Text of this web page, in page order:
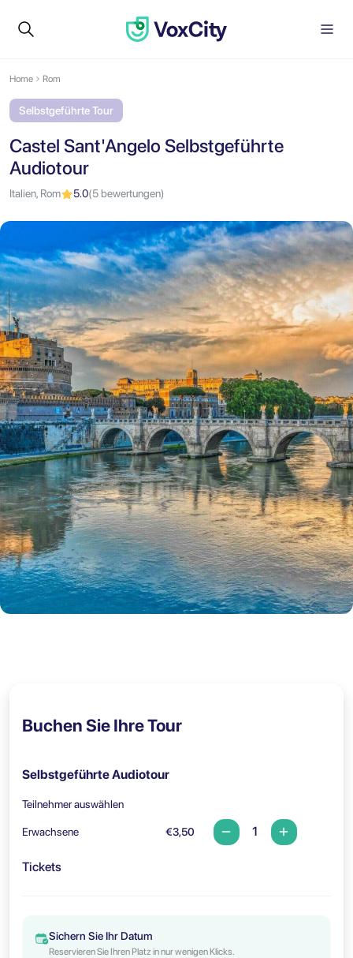
Home Rom
Selbstgeführte Tour
Castel Sant'Angelo Selbstgeführte
Audiotour
Italien, Rom 5.0(5 bewertungen)
Buchen Sie Ihre Tour
Selbstgeführte Audiotour
Teilnehmer auswählen
Erwachsene €3,50
Tickets
Sichern Sie Ihr Datum
Reservieren Sie Ihren Platz in nur wenigen Klicks.